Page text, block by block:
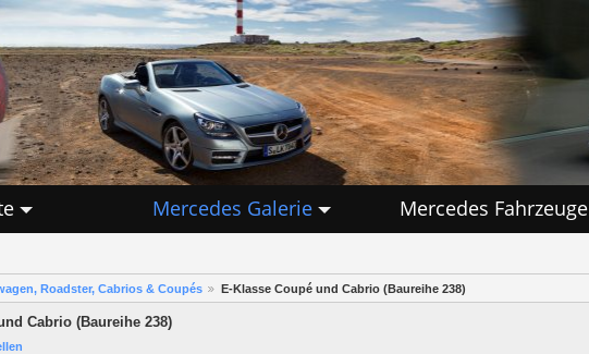
Mercedes Galerie Mercedes Fahrzeuge
Roadster, Cabrios & Coupés E-Klasse Coupé und Cabrio (Baureihe 238)
Cabrio (Baureihe 238)